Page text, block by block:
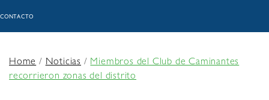
CONTACTO
Home/Noticias /Miembros del Club de Caminantes
recorrieron zonas del distrito